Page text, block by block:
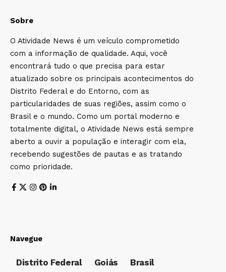
Sobre
O Atividade News é um veículo comprometido
com a informação de qualidade. Aqui, você
encontrará tudo o que precisa para estar
atualizado sobre os principais acontecimentos do
Distrito Federal e do Entorno, com as
particularidades de suas regiões, assim como o
Brasil e o mundo. Como um portal moderno e
totalmente digital, o Atividade News está sempre
aberto a ouvir a população e interagir com ela,
recebendo sugestões de pautas e as tratando
como prioridade.
Navegue
Distrito Federal Goiás Brasil